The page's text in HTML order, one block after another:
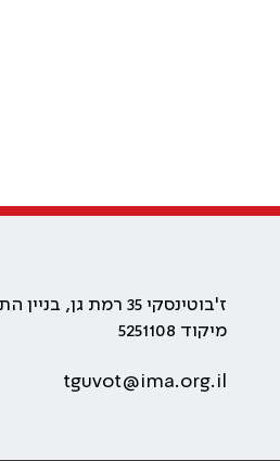
ז'בוטינסקי 35 רמת גן, בניין התאומים 2
מיקוד 5251108
tguvot@ima.org.il